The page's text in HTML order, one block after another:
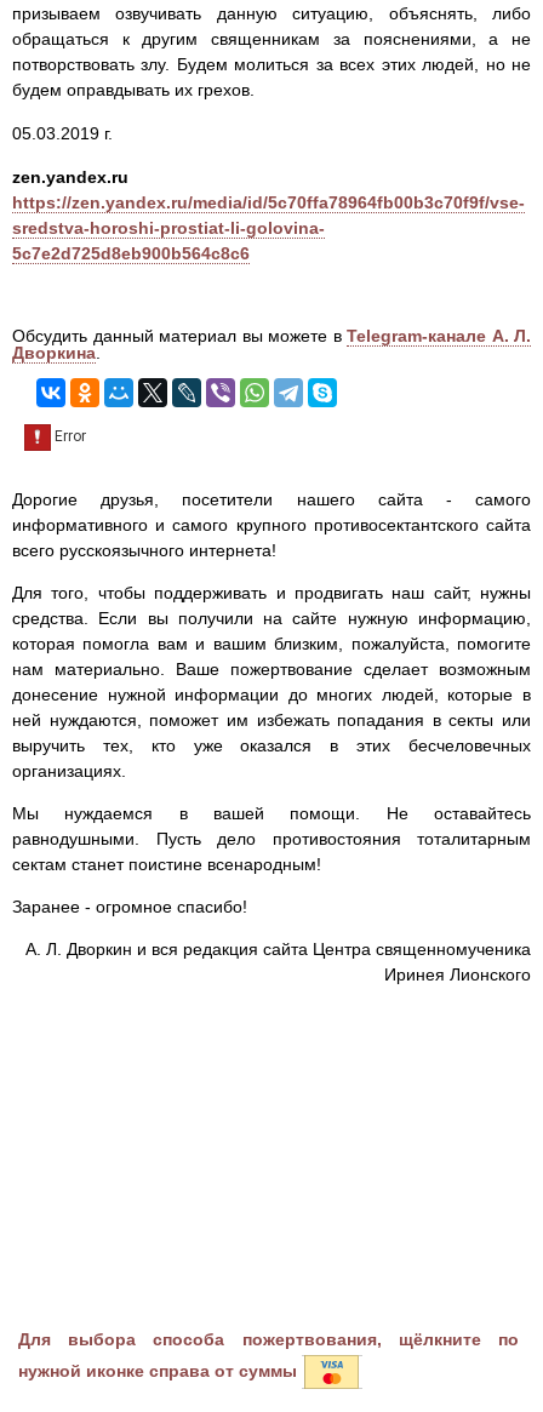
призываем озвучивать данную ситуацию, объяснять, либо
обращаться к другим священникам за пояснениями, а не
потворствовать злу. Будем молиться за всех этих людей, но не
будем оправдывать их грехов.
05.03.2019 г.
zen.yandex.ru
https://zen.yandex.ru/media/id/5c70ffa78964fb00b3c70f9f/vse-
sredstva-horoshi-prostiat-li-golovina-
5c7e2d725d8eb900b564c8c6
Обсудить данный материал вы можете в Telegram-канале А. Л.
Дворкина.
Дорогие друзья, посетители нашего сайта - самого
информативного и самого крупного противосектантского сайта
всего русскоязычного интернета!
Для того, чтобы поддерживать и продвигать наш сайт, нужны
средства. Если вы получили на сайте нужную информацию,
которая помогла вам и вашим близким, пожалуйста, помогите
нам материально. Ваше пожертвование сделает возможным
донесение нужной информации до многих людей, которые в
ней нуждаются, поможет им избежать попадания в секты или
выручить тех, кто уже оказался в этих бесчеловечных
организациях.
Мы нуждаемся в вашей помощи. Не оставайтесь
равнодушными. Пусть дело противостояния тоталитарным
сектам станет поистине всенародным!
Заранее - огромное спасибо!
А. Л. Дворкин и вся редакция сайта Центра священномученика
Иринея Лионского
Для выбора способа пожертвования, щёлкните по
нужной иконке справа от суммы